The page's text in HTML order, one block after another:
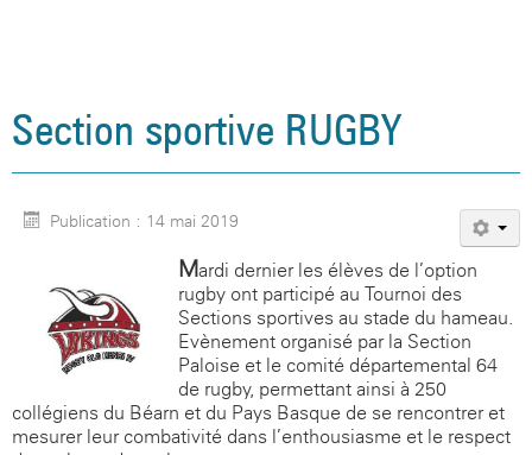
Section sportive RUGBY
Publication : 14 mai 2019
Mardi dernier les élèves de l’option
rugby ont participé au Tournoi des
Sections sportives au stade du hameau.
Evènement organisé par la Section
Paloise et le comité départemental 64
de rugby, permettant ainsi à 250
collégiens du Béarn et du Pays Basque de se rencontrer et
mesurer leur combativité dans l’enthousiasme et le respect